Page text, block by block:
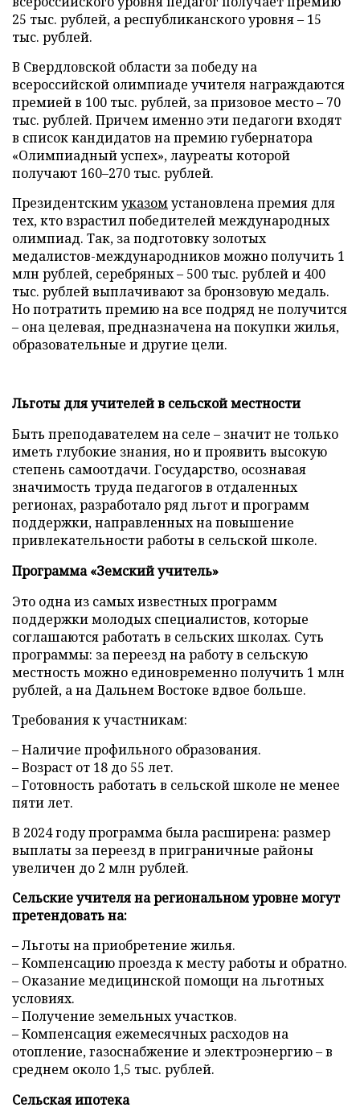
25 тыс. рублей, а республиканского уровня – 15
тыс. рублей.
В Свердловской области за победу на
всероссийской олимпиаде учителя награждаются
премией в 100 тыс. рублей, за призовое место – 70
тыс. рублей. Причем именно эти педагоги входят
в список кандидатов на премию губернатора
«Олимпиадный успех», лауреаты которой
получают 160–270 тыс. рублей.
Президентскимуказомустановлена премия для
тех, кто взрастил победителей международных
олимпиад. Так, за подготовку золотых
медалистов-международников можно получить 1
млн рублей, серебряных – 500 тыс. рублей и 400
тыс. рублей выплачивают за бронзовую медаль.
Но потратить премию на все подряд не получится
– она целевая, предназначена на покупки жилья,
образовательные и другие цели.
Льготы для учителей в сельской местности
Быть преподавателем на селе – значит не только
иметь глубокие знания, но и проявить высокую
степень самоотдачи. Государство, осознавая
значимость труда педагогов в отдаленных
регионах, разработало ряд льгот и программ
поддержки, направленных на повышение
привлекательности работы в сельской школе.
Программа «Земский учитель»
Это одна из самых известных программ
поддержки молодых специалистов, которые
соглашаются работать в сельских школах. Суть
программы: за переезд на работу в сельскую
местность можно единовременно получить 1 млн
рублей, а на Дальнем Востоке вдвое больше.
Требования к участникам:
– Наличие профильного образования.
– Возраст от 18 до 55 лет.
– Готовность работать в сельской школе не менее
пяти лет.
В 2024 году программа была расширена: размер
выплаты за переезд в приграничные районы
увеличен до 2 млн рублей.
Сельские учителя на региональном уровне могут
претендовать на:
– Льготы на приобретение жилья.
– Компенсацию проезда к месту работы и обратно.
– Оказание медицинской помощи на льготных
условиях.
– Получение земельных участков.
– Компенсация ежемесячных расходов на
отопление, газоснабжение и электроэнергию – в
среднем около 1,5 тыс. рублей.
Сельская ипотека